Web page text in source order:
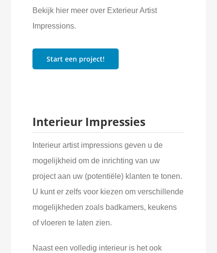
Bekijk hier meer over Exterieur Artist
Impressions.
Start een project!
Interieur Impressies
Interieur artist impressions geven u de
mogelijkheid om de inrichting van uw
project aan uw (potentiële) klanten te tonen.
U kunt er zelfs voor kiezen om verschillende
mogelijkheden zoals badkamers, keukens
of vloeren te laten zien.
Naast een volledig interieur is het ook